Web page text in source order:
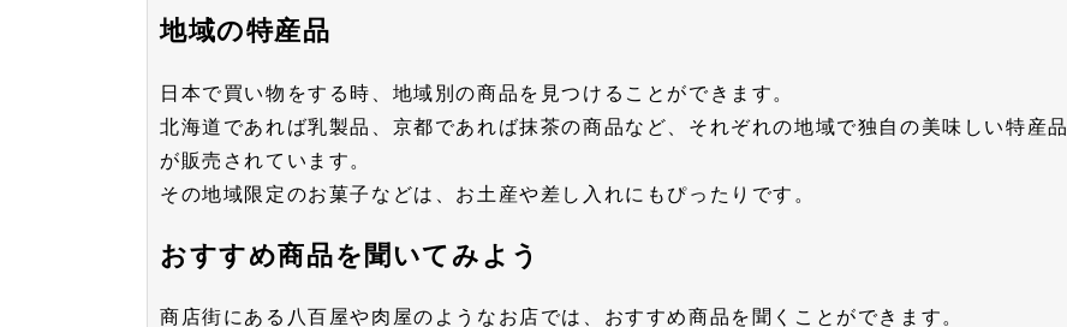
地域の特産品
日本で買い物をする時、地域別の商品を見つけることができます。
北海道であれば乳製品、京都であれば抹茶の商品など、それぞれの地域で独自の美味しい特産品
が販売されています。
その地域限定のお菓子などは、お土産や差し入れにもぴったりです。
おすすめ商品を聞いてみよう
商店街にある八百屋や肉屋のようなお店では、おすすめ商品を聞くことができます。